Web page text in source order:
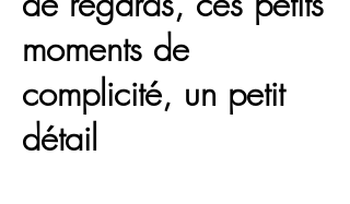
moments de
complicité, un petit
détail